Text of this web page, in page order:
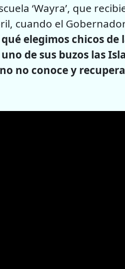
‘Wayra’, que
cuando el
qué elegimos chicos de
de sus buzos las
no conoce y